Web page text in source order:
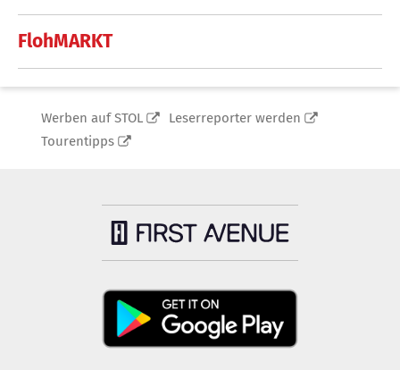
FlohMARKT
Werben auf STOL
Leserreporter werden
Tourentipps